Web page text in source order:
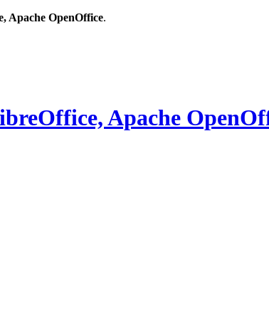
Apache OpenOffice.
Apache